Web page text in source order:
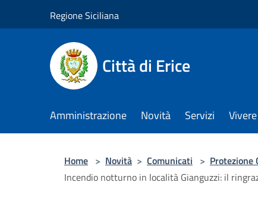
Regione Siciliana
Città di Erice
Amministrazione Novità Servizi
Home > Novità > Comunicati > Protezione
Incendio notturno in località Gianguzzi: il